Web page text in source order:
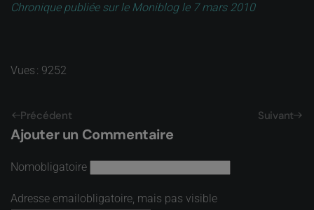
Chronique publiée sur le Moniblog le 7 mars 2010
Vues : 9252
Précédent Suivant
Ajouter un Commentaire
Nomobligatoire
Adresse emailobligatoire, mais pas visible